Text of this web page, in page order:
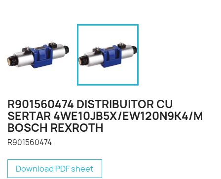
R901560474 DISTRIBUITOR CU
SERTAR 4WE10JB5X/EW120N9K4/M
BOSCH REXROTH
R901560474
Download PDF sheet